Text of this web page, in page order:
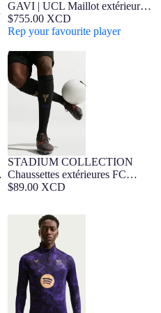
GAVI | UCL Maillot extérieur
homme 26/27 FC Barcelona x
Kobe Bryant - Édition Joueur
$755.00 XCD
Rep your favourite player
Chaussettes extérieures FC
Barcelona x Kobe Bryant 26/27
NOUVEAUTÉ
STADIUM COLLECTION
Chaussettes extérieures FC
Barcelona x Kobe Bryant 26/27
$89.00 XCD
Sweat-shirt Pre-Match extérieur
homme FC Barcelona x Kobe
Bryant 26/27